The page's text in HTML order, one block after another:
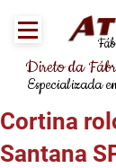
Direto da
Especializada
Cortina
Santana